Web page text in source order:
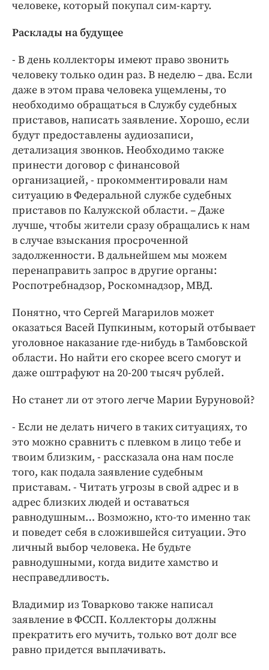
человеке, который покупал сим-карту.
Расклады на будущее
- В день коллекторы имеют право звонить
человеку только один раз. В неделю – два. Если
даже в этом права человека ущемлены, то
необходимо обращаться в Службу судебных
приставов, написать заявление. Хорошо, если
будут предоставлены аудиозаписи,
детализация звонков. Необходимо также
принести договор с финансовой
организацией, - прокомментировали нам
ситуацию в Федеральной службе судебных
приставов по Калужской области. – Даже
лучше, чтобы жители сразу обращались к нам
в случае взыскания просроченной
задолженности. В дальнейшем мы можем
перенаправить запрос в другие органы:
Роспотребнадзор, Роскомнадзор, МВД.
Понятно, что Сергей Магарилов может
оказаться Васей Пупкиным, который отбывает
уголовное наказание где-нибудь в Тамбовской
области. Но найти его скорее всего смогут и
даже оштрафуют на 20-200 тысяч рублей.
Но станет ли от этого легче Марии Буруновой?
- Если не делать ничего в таких ситуациях, то
это можно сравнить с плевком в лицо тебе и
твоим близким, - рассказала она нам после
того, как подала заявление судебным
приставам. - Читать угрозы в свой адрес и в
адрес близких людей и оставаться
равнодушным… Возможно, кто-то именно так
и поведет себя в сложившейся ситуации. Это
личный выбор человека. Не будьте
равнодушными, когда видите хамство и
несправедливость.
Владимир из Товарково также написал
заявление в ФССП. Коллекторы должны
прекратить его мучить, только вот долг все
равно придется выплачивать.